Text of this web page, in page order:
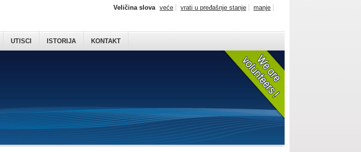
UTISCI ISTORIJA KONTAKT
Veličina slova veće vrati u pređašnje stanje manje